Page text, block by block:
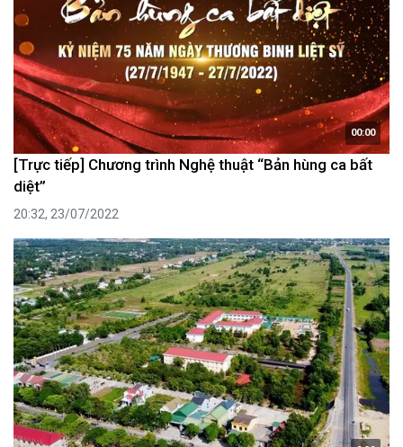
00:00
[Trực tiếp] Chương trình Nghệ thuật “Bản hùng ca bất
diệt”
20:32, 23/07/2022